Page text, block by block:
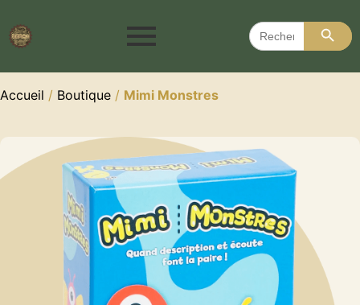
Search
for:
Search
Accueil / Boutique / Mimi Monstres